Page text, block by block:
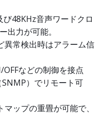
48KHz音声ワードクロ
出力が可能。
異常検出時はアラーム信
などの制御を接点
）でリモート可
ップの重畳が可能で、